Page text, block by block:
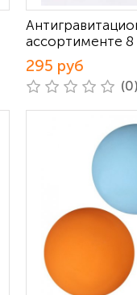
ассортименте
295 руб